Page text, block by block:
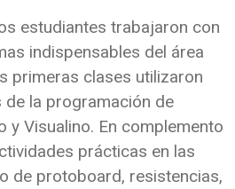
estudiantes trabajaron con
indispensables del área
primeras clases utilizaron
la programación de
y Visualino. En complemento
prácticas en las
de protoboard, resistencias,